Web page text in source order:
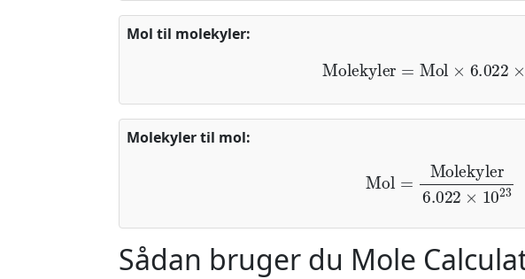
Mol til molekyler:
Molekyler Mol × 6.022×
Molekyler til mol:
Molekyler6.022×
Sådan bruger du Mole